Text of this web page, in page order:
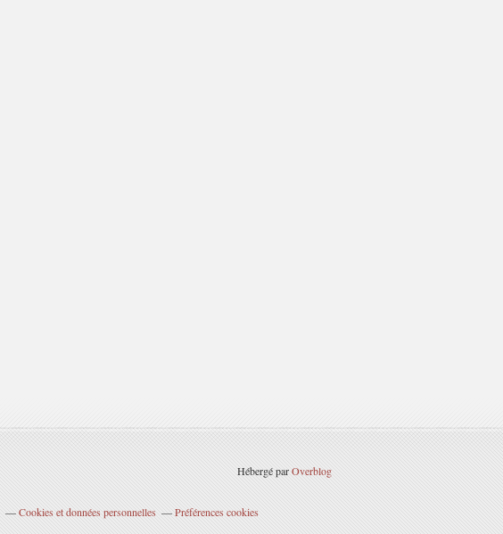
Hébergé parOverblog
Cookies et données personnelles Préférences cookies